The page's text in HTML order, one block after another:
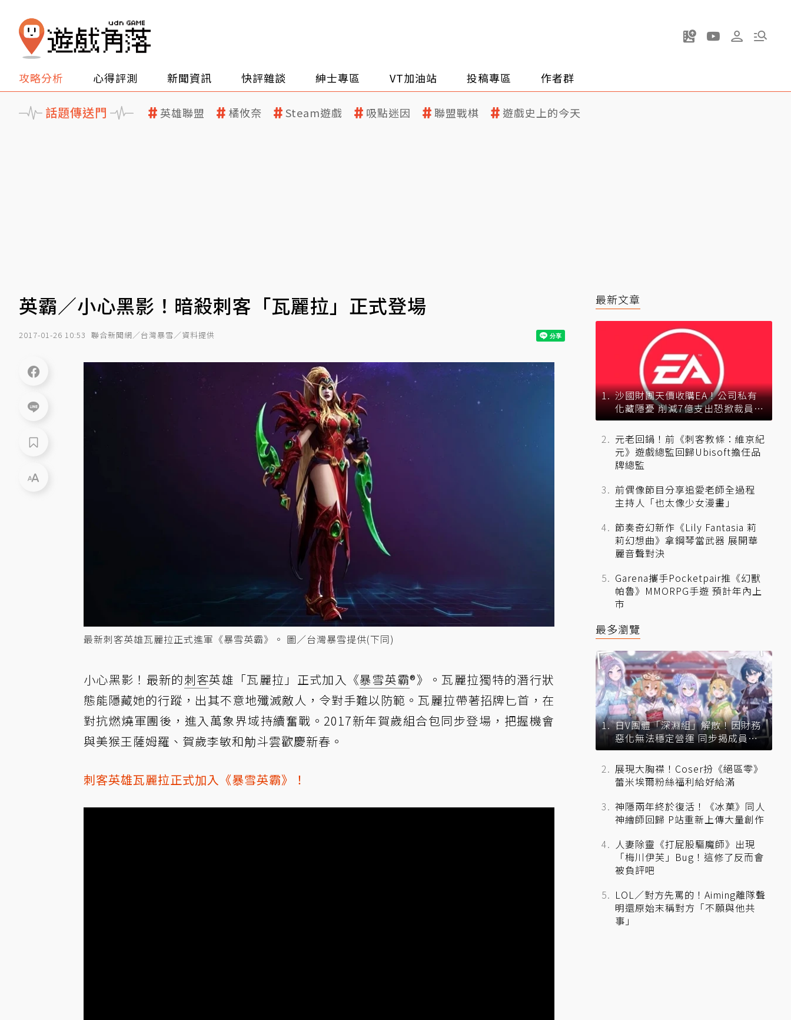
攻略分析 心得評測 新聞資訊 快評雜談 紳士專區 VT加油站 投稿專區 作者群
話題傳送門 英雄聯盟 橘攸奈 Steam遊戲 吸點迷因 聯盟戰棋 遊戲史上的今天
英霸／小心黑影！暗殺刺客「瓦麗拉」正式登場
2017-01-26 10:53 聯合新聞網／台灣暴雪／資料提供
最新刺客英雄瓦麗拉正式進軍《暴雪英霸》。 圖／台灣暴雪提供(下同)
小心黑影！最新的刺客英雄「瓦麗拉」正式加入《暴雪英霸®》。瓦麗拉獨特的潛行狀
態能隱藏她的行蹤，出其不意地殲滅敵人，令對手難以防範。瓦麗拉帶著招牌匕首，在
對抗燃燒軍團後，進入萬象界域持續奮戰。2017新年賀歲組合包同步登場，把握機會
與美猴王薩姆羅、賀歲李敏和觔斗雲歡慶新春。
刺客英雄瓦麗拉正式加入《暴雪英霸》！
最新文章
沙國財團天價收購EA！公司私有
化藏隱憂 削減7億支出恐掀裁員風
暴？
元老回鍋！前《刺客教條：維京紀
元》遊戲總監回歸Ubisoft擔任品
牌總監
前偶像節目分享追愛老師全過程
主持人「也太像少女漫畫」
節奏奇幻新作《Lily Fantasia 莉
莉幻想曲》拿鋼琴當武器 展開華
麗音聲對決
Garena攜手Pocketpair推《幻獸
帕魯》MMORPG手遊 預計年內上
市
最多瀏覽
日V團體「深淵組」解散！因財務
惡化無法穩定營運 同步揭成員未
來去向
展現大胸襟！Coser扮《絕區零》
蕾米埃爾粉絲福利給好給滿
神隱兩年終於復活！《冰菓》同人
神繪師回歸 P站重新上傳大量創作
人妻除靈《打屁股驅魔師》出現
「梅川伊芙」Bug！這修了反而會
被負評吧
LOL／對方先罵的！Aiming離隊聲
明還原始末稱對方「不願與他共
事」